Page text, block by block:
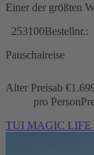
Einer der größten
253100Bestellnr.:
Pauschalreise
Alter Preisab €
pro Person
TUI MAGIC LIFE